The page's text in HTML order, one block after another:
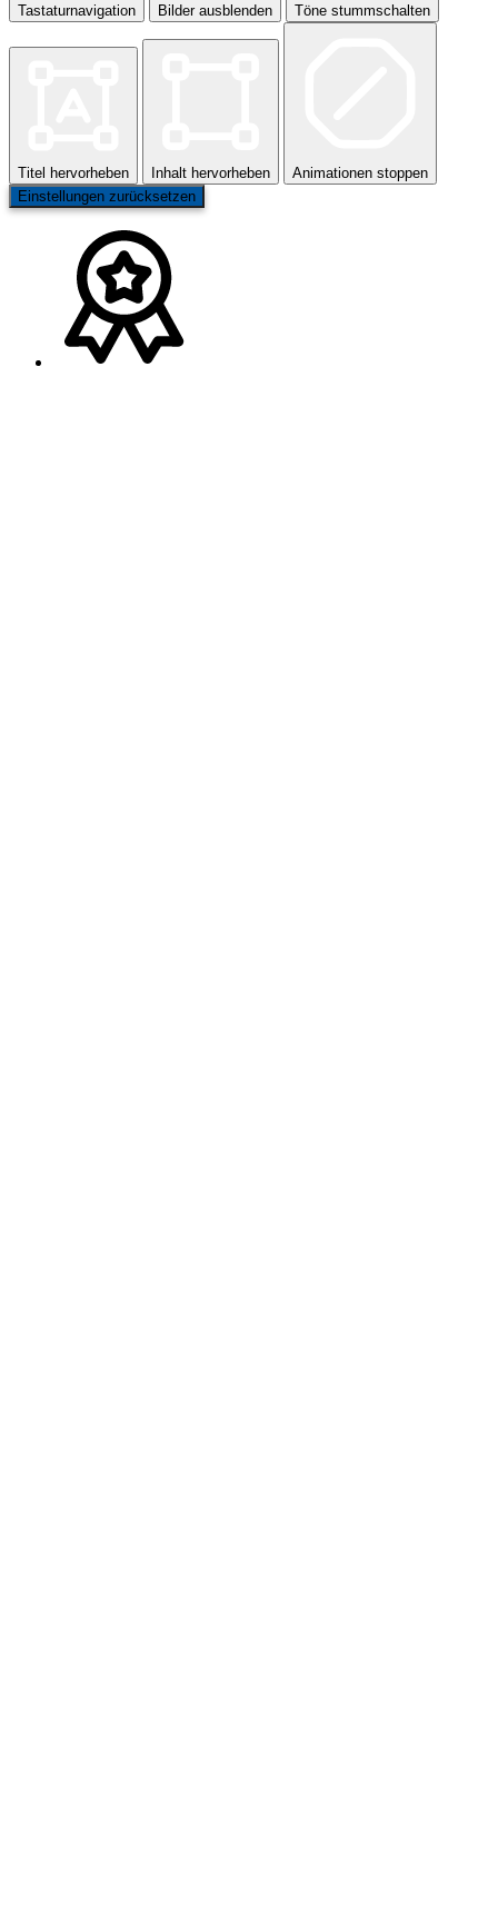
Tastaturnavigation Bilder ausblenden Töne stummschalten
Titel hervorheben Inhalt hervorheben
Animationen stoppen
Einstellungen zurücksetzen